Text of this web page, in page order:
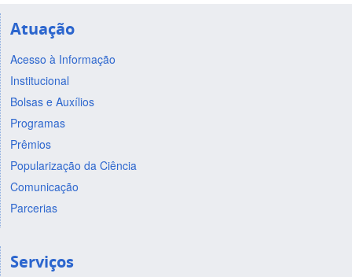
Atuação
Acesso à Informação
Institucional
Bolsas e Auxílios
Programas
Prêmios
Popularização da Ciência
Comunicação
Parcerias
Serviços